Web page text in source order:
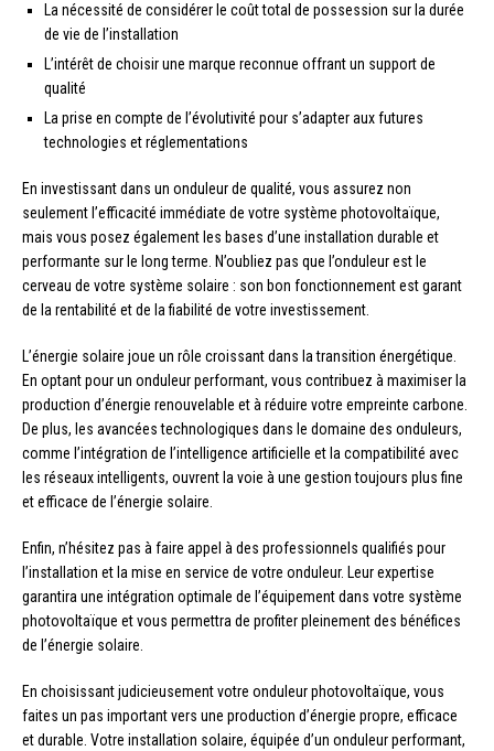
La nécessité de considérer le coût total de possession sur la durée
de vie de l’installation
L’intérêt de choisir une marque reconnue offrant un support de
qualité
La prise en compte de l’évolutivité pour s’adapter aux futures
technologies et réglementations
En investissant dans un onduleur de qualité, vous assurez non
seulement l’efficacité immédiate de votre système photovoltaïque,
mais vous posez également les bases d’une installation durable et
performante sur le long terme. N’oubliez pas que l’onduleur est le
cerveau de votre système solaire : son bon fonctionnement est garant
de la rentabilité et de la fiabilité de votre investissement.
L’énergie solaire joue un rôle croissant dans la transition énergétique.
En optant pour un onduleur performant, vous contribuez à maximiser la
production d’énergie renouvelable et à réduire votre empreinte carbone.
De plus, les avancées technologiques dans le domaine des onduleurs,
comme l’intégration de l’intelligence artificielle et la compatibilité avec
les réseaux intelligents, ouvrent la voie à une gestion toujours plus fine
et efficace de l’énergie solaire.
Enfin, n’hésitez pas à faire appel à des professionnels qualifiés pour
l’installation et la mise en service de votre onduleur. Leur expertise
garantira une intégration optimale de l’équipement dans votre système
photovoltaïque et vous permettra de profiter pleinement des bénéfices
de l’énergie solaire.
En choisissant judicieusement votre onduleur photovoltaïque, vous
faites un pas important vers une production d’énergie propre, efficace
et durable. Votre installation solaire, équipée d’un onduleur performant,